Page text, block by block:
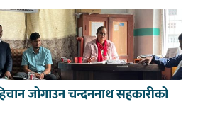
जोगाउन चन्दननाथ सहकारीको